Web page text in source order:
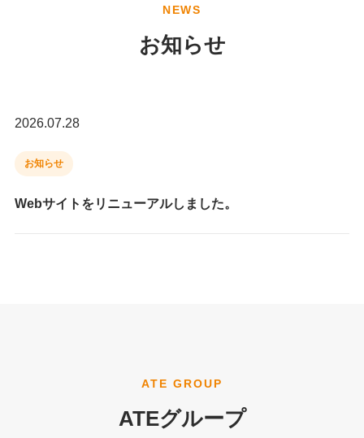
NEWS
お知らせ
2026.07.28
お知らせ
Webサイトをリニューアルしました。
ATE GROUP
ATEグループ